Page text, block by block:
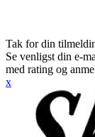
Tak for din
Se venligst din e-
med rating og
x